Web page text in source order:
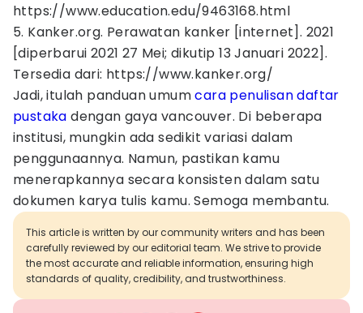
https://www.education.edu/9463168.html
5. Kanker.org. Perawatan kanker [internet]. 2021
[diperbarui 2021 27 Mei; dikutip 13 Januari 2022].
Tersedia dari: https://www.kanker.org/
Jadi, itulah panduan umumcara penulisan daftar
pustaka dengan gaya vancouver. Di beberapa
institusi, mungkin ada sedikit variasi dalam
penggunaannya. Namun, pastikan kamu
menerapkannya secara konsisten dalam satu
dokumen karya tulis kamu. Semoga membantu.
This article is written by our community writers and has been
carefully reviewed by our editorial team. We strive to provide
the most accurate and reliable information, ensuring high
standards of quality, credibility, and trustworthiness.